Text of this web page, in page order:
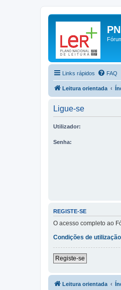
Links rápidos FAQ
Leitura orientada
Ligue-se
Utilizador:
Senha:
REGISTE-SE
O acesso completo ao
Condições de utilização
Registe-se
Leitura orientada